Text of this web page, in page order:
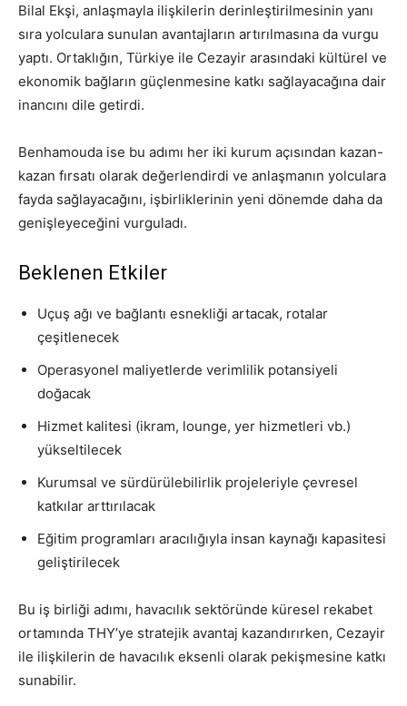
Bilal Ekşi, anlaşmayla ilişkilerin derinleştirilmesinin yanı
sıra yolculara sunulan avantajların artırılmasına da vurgu
yaptı. Ortaklığın, Türkiye ile Cezayir arasındaki kültürel ve
ekonomik bağların güçlenmesine katkı sağlayacağına dair
inancını dile getirdi.
Benhamouda ise bu adımı her iki kurum açısından kazan-
kazan fırsatı olarak değerlendirdi ve anlaşmanın yolculara
fayda sağlayacağını, işbirliklerinin yeni dönemde daha da
genişleyeceğini vurguladı.
Beklenen Etkiler
Uçuş ağı ve bağlantı esnekliği artacak, rotalar
çeşitlenecek
Operasyonel maliyetlerde verimlilik potansiyeli
doğacak
Hizmet kalitesi (ikram, lounge, yer hizmetleri vb.)
yükseltilecek
Kurumsal ve sürdürülebilirlik projeleriyle çevresel
katkılar arttırılacak
Eğitim programları aracılığıyla insan kaynağı kapasitesi
geliştirilecek
Bu iş birliği adımı, havacılık sektöründe küresel rekabet
ortamında THY’ye stratejik avantaj kazandırırken, Cezayir
ile ilişkilerin de havacılık eksenli olarak pekişmesine katkı
sunabilir.